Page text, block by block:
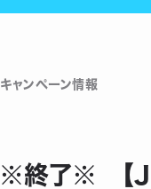
キャンペーン情報
※終了※ 【